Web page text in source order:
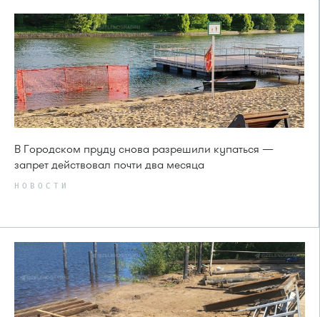
В Городском пруду снова разрешили купаться —
запрет действовал почти два месяца
НОВОСТИ